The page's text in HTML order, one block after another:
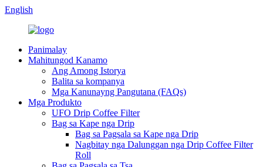
English
Panimalay
Mahitungod Kanamo
Ang Among Istorya
Balita sa kompanya
Mga Kanunayng Pangutana (FAQs)
Mga Produkto
UFO Drip Coffee Filter
Bag sa Kape nga Drip
Bag sa Pagsala sa Kape nga Drip
Nagbitay nga Dalunggan nga Drip Coffee Filter
Roll